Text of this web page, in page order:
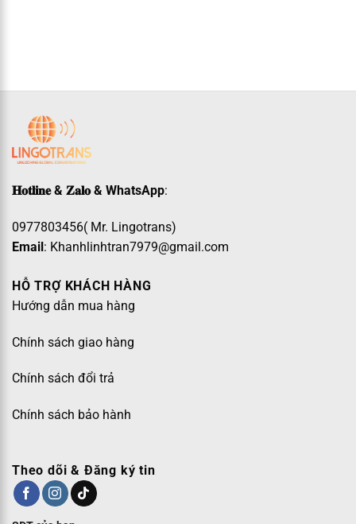
𝐇𝐨𝐭𝐥𝐢𝐧𝐞 & 𝐙𝐚𝐥𝐨 & WhatsApp:
0977803456( Mr. Lingotrans)
Email: Khanhlinhtran7979@gmail.com
HỖ TRỢ KHÁCH HÀNG
Hướng dẫn mua hàng
Chính sách giao hàng
Chính sách đổi trả
Chính sách bảo hành
Theo dõi & Đăng ký tin